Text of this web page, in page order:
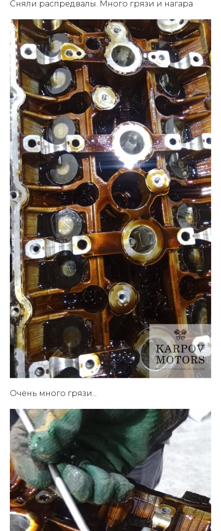
Сняли распредвалы. Много грязи и нагара
Очень много грязи...